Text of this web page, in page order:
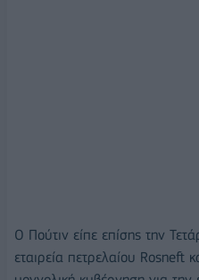
Ο Πούτιν είπε επίσης την
εταιρεία πετρελαίου